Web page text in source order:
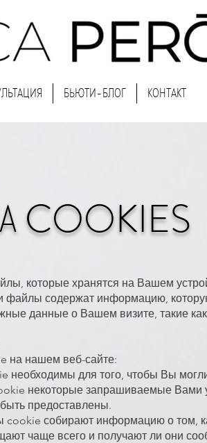
БЬЮТИ-БЛОГ КОНТАКТ
COOKIES
которые хранятся на Вашем
файлы содержат информацию,
данные о Вашем визите, такие
на нашем веб-сайте:
для того, чтобы Вы могли
некоторые запрашиваемые Вами
предоставлены.
собирают информацию о том,
чаще всего и получают ли они